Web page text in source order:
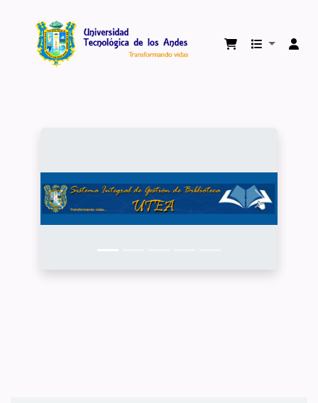
Biblioteca Virtual Universidad Tecnológica